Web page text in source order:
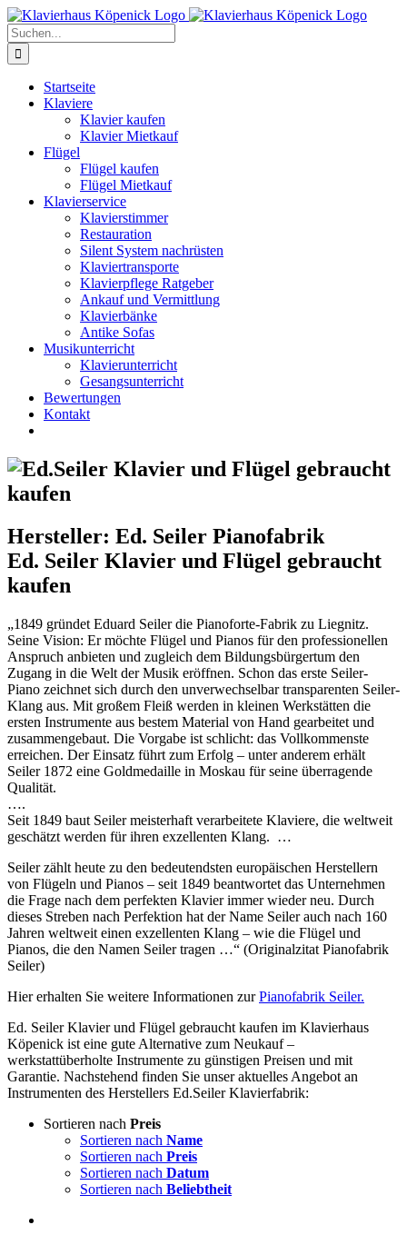
Zum
Inhalt
springen
Suche
nach:
Startseite
Klaviere
Klavier kaufen
Klavier Mietkauf
Flügel
Flügel kaufen
Flügel Mietkauf
Klavierservice
Klavierstimmer
Restauration
Silent System nachrüsten
Klaviertransporte
Klavierpflege Ratgeber
Ankauf und Vermittlung
Klavierbänke
Antike Sofas
Musikunterricht
Klavierunterricht
Gesangsunterricht
Bewertungen
Kontakt
Hersteller: Ed. Seiler Pianofabrik
Ed. Seiler Klavier und Flügel gebraucht
kaufen
„1849 gründet Eduard Seiler die Pianoforte-Fabrik zu Liegnitz.
Seine Vision: Er möchte Flügel und Pianos für den professionellen
Anspruch anbieten und zugleich dem Bildungsbürgertum den
Zugang in die Welt der Musik eröffnen. Schon das erste Seiler-
Piano zeichnet sich durch den unverwechselbar transparenten Seiler-
Klang aus. Mit großem Fleiß werden in kleinen Werkstätten die
ersten Instrumente aus bestem Material von Hand gearbeitet und
zusammengebaut. Die Vorgabe ist schlicht: das Vollkommenste
erreichen. Der Einsatz führt zum Erfolg – unter anderem erhält
Seiler 1872 eine Goldmedaille in Moskau für seine überragende
Qualität.
….
Seit 1849 baut Seiler meisterhaft verarbeitete Klaviere, die weltweit
geschätzt werden für ihren exzellenten Klang. …
Seiler zählt heute zu den bedeutendsten europäischen Herstellern
von Flügeln und Pianos – seit 1849 beantwortet das Unternehmen
die Frage nach dem perfekten Klavier immer wieder neu. Durch
dieses Streben nach Perfektion hat der Name Seiler auch nach 160
Jahren weltweit einen exzellenten Klang – wie die Flügel und
Pianos, die den Namen Seiler tragen …“ (Originalzitat Pianofabrik
Seiler)
Hier erhalten Sie weitere Informationen zurPianofabrik Seiler.
Ed. Seiler Klavier und Flügel gebraucht kaufen im Klavierhaus
Köpenick ist eine gute Alternative zum Neukauf –
werkstattüberholte Instrumente zu günstigen Preisen und mit
Garantie. Nachstehend finden Sie unser aktuelles Angebot an
Instrumenten des Herstellers Ed.Seiler Klavierfabrik:
Sortieren nach Preis
Sortieren nach Name
Sortieren nach Preis
Sortieren nach Datum
Sortieren nach Beliebtheit